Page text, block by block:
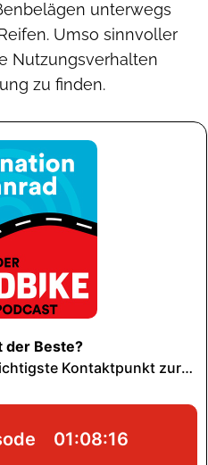
unterwegs
Umso sinnvoller
Nutzungsverhalten
zu finden.